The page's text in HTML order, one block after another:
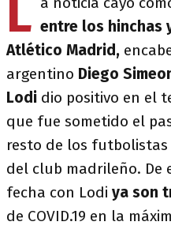
L entre los hinchas
Atlético Madrid,
argentino Diego
Lodi dio positivo en el
que fue sometido el
resto de los
del club madrileño. De
fecha con Lodi ya son
de COVID.19 en la